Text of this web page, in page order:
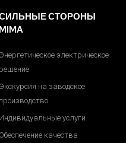
СТОРОНЫ
MIMA
Энергетическое электрическое
решение
Экскурсия на заводское
производство
Индивидуальные услуги
Обеспечение качества